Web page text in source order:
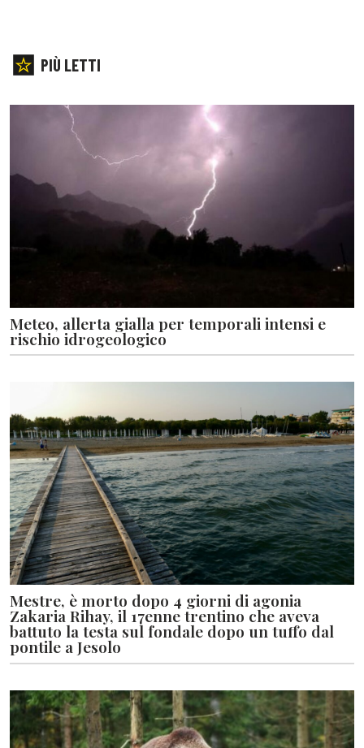
PIÙ LETTI
Meteo, allerta gialla per temporali intensi e
rischio idrogeologico
Mestre, è morto dopo 4 giorni di agonia
Zakaria Rihay, il 17enne trentino che aveva
battuto la testa sul fondale dopo un tuffo dal
pontile a Jesolo